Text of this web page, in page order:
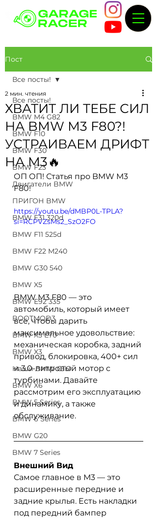
Пост
Все посты!
BMW M4 G82
BMW F10
BMW F30
BMW F23
Двигатели BMW
ПРИГОН BMW
BMW F31 320d
BMW F11 525d
BMW F22 M240
BMW G30 540
BMW X5
BMW E92 335
BOOTMOD3
BMW X5 E70
BMW X3
Наши BMW СТО
BMW X6
BMW 5 Series
BMW 6 Series
BMW G20
BMW 7 Series
Все посты!
ХВАТИТ ЛИ ТЕБЕ СИЛ
НА BMW M3 F80?!
УСТРАИВАЕМ ДРИФТ
НА M3🔥
2 мин. чтения
ОП ОП! Статья про BMW M3
F80!
https://youtu.be/dMBP0L-TPLA?
si=RCPVZsMs2_SzO2FO
BMW М3 F80 — это
автомобиль, который имеет
всё, чтобы дарить
максимальное удовольствие:
механическая коробка, задний
привод, блокировка, 400+ сил
и 3.0-литровый мотор с
турбинами. Давайте
рассмотрим его эксплуатацию
и динамику, а также
обслуживание.
Внешний Вид
Самое главное в М3 — это
расширенные передние и
задние крылья. Есть накладки
под передний бампер